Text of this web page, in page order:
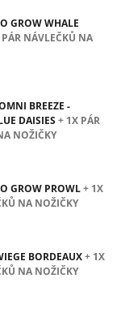
GROW WHALE
NÁVLEČKŮ NA
BREEZE -
DAISIES+ 1X PÁR
NOŽIČKY
GROW PROWL+ 1X
NA NOŽIČKY
BORDEAUX+ 1X
NA NOŽIČKY